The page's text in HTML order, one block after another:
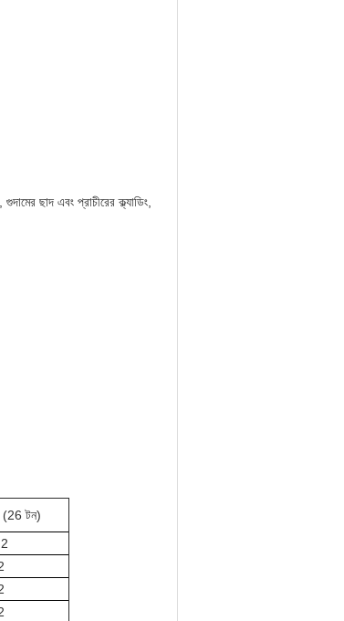
ছাদ এবং প্রাচীরের ক্ল্যাডিং,
টন)